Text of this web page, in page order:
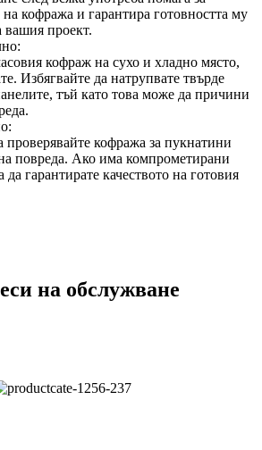
кофража и гарантира готовността му
вашия проект.
кофраж на сухо и хладно място,
Избягвайте да натрупвате твърде
тъй като това може да причини
проверявайте кофража за пукнатини
повреда. Ако има компрометирани
да гарантирате качеството на готовия
на обслужване